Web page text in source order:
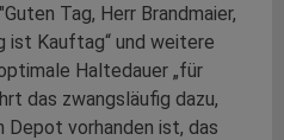
Tag, Herr Brandmaier,
ist Kauftag“ und weitere
Haltedauer „für
das zwangsläufig dazu,
Depot vorhanden ist, das